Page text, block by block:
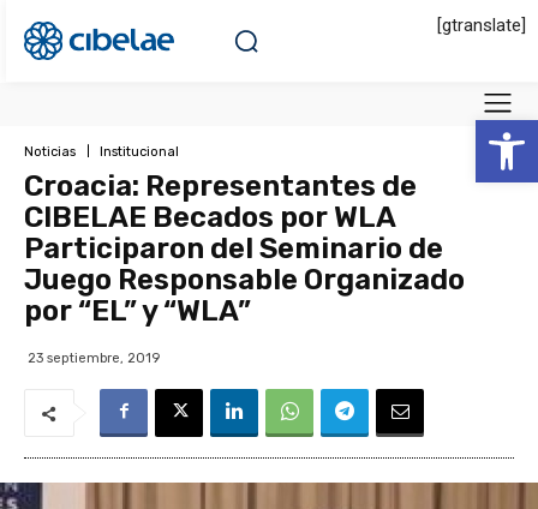
Abrir
[gtranslate]
Noticias Institucional
Croacia: Representantes de
CIBELAE Becados por WLA
Participaron del Seminario de
Juego Responsable Organizado
por “EL” y “WLA”
23 septiembre, 2019